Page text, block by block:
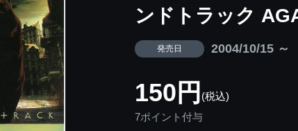
ンドトラック
発売日 2004/10/15 ～
150円 (税込)
7ポイント付与